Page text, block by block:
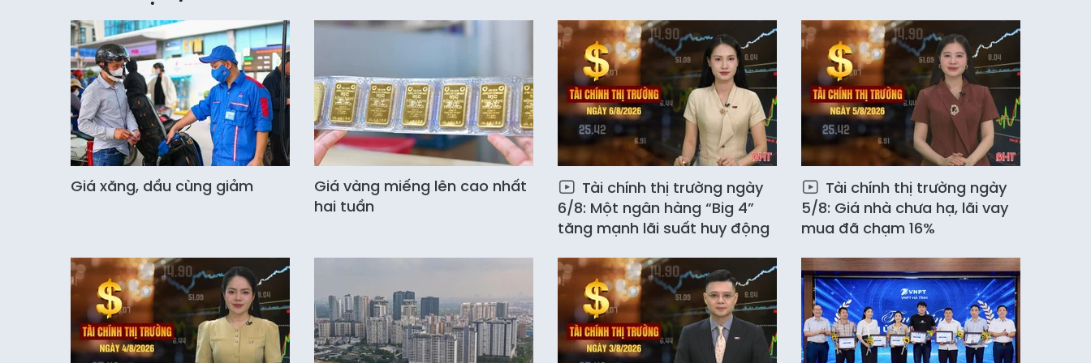
Giá xăng, dầu cùng giảm
Giá vàng miếng lên cao nhất
hai tuần
Tài chính thị trường ngày
6/8: Một ngân hàng “Big 4”
tăng mạnh lãi suất huy động
Tài chính thị trường ngày
5/8: Giá nhà chưa hạ, lãi vay
mua đã chạm 16%